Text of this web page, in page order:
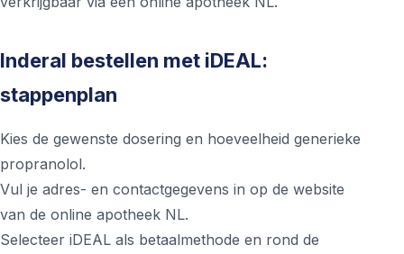
Inderal bestellen met iDEAL:
stappenplan
Kies de gewenste dosering en hoeveelheid generieke
propranolol.
Vul je adres- en contactgegevens in op de website
van de online apotheek NL.
Selecteer iDEAL als betaalmethode en rond de